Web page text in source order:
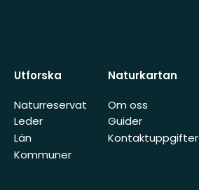
Utforska
Naturreservat
Leder
Län
Kommuner
Naturkartan
Om oss
Guider
Kontaktuppgifter